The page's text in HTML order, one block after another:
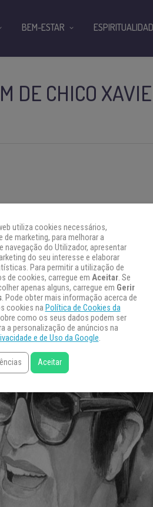
DE CHICO
BEM-ESTAR
utiliza cookies necessários,
marketing, para melhorar a
navegação do Utilizador, apresentar
do seu interesse e elaborar
Para permitir a utilização de
de cookies, carregue em Aceitar. Se
apenas alguns, carregue em Gerir
. Pode obter mais informação acerca de
cookies na Política de Cookies da
como os seus dados podem ser
a personalização de anúncios na
e de Uso da Google.
Aceitar